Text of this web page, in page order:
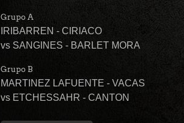
Grupo A
IRIBARREN - CIRIACO
vs SANGINES - BARLET MORA
Grupo B
MARTINEZ LAFUENTE - VACAS
vs ETCHESSAHR - CANTON